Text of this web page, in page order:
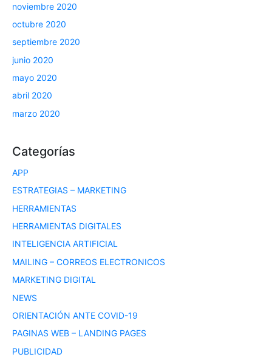
noviembre 2020
octubre 2020
septiembre 2020
junio 2020
mayo 2020
abril 2020
marzo 2020
Categorías
APP
ESTRATEGIAS – MARKETING
HERRAMIENTAS
HERRAMIENTAS DIGITALES
INTELIGENCIA ARTIFICIAL
MAILING – CORREOS ELECTRONICOS
MARKETING DIGITAL
NEWS
ORIENTACIÓN ANTE COVID-19
PAGINAS WEB – LANDING PAGES
PUBLICIDAD